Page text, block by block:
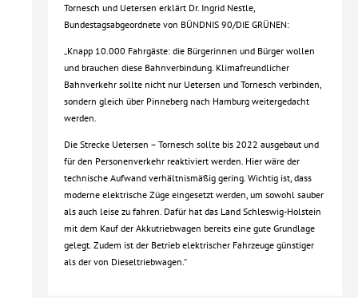
Tornesch und Uetersen erklärt Dr. Ingrid Nestle,
Bundestagsabgeordnete von BÜNDNIS 90/DIE GRÜNEN:
„Knapp 10.000 Fahrgäste: die Bürgerinnen und Bürger wollen
und brauchen diese Bahnverbindung. Klimafreundlicher
Bahnverkehr sollte nicht nur Uetersen und Tornesch verbinden,
sondern gleich über Pinneberg nach Hamburg weitergedacht
werden.
Die Strecke Uetersen – Tornesch sollte bis 2022 ausgebaut und
für den Personenverkehr reaktiviert werden. Hier wäre der
technische Aufwand verhältnismäßig gering. Wichtig ist, dass
moderne elektrische Züge eingesetzt werden, um sowohl sauber
als auch leise zu fahren. Dafür hat das Land Schleswig-Holstein
mit dem Kauf der Akkutriebwagen bereits eine gute Grundlage
gelegt. Zudem ist der Betrieb elektrischer Fahrzeuge günstiger
als der von Dieseltriebwagen.“